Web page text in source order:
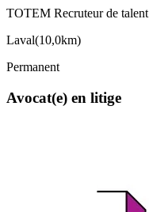
TOTEM Recruteur de talent
Laval(10,0km)
Permanent
Avocat(e) en litige